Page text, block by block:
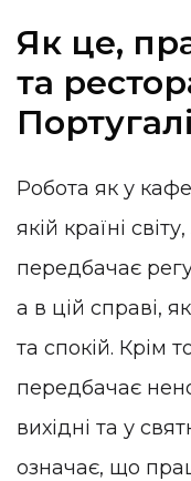
Як це,
та
Робота як у
якій країні
передбачає
а в цій справі,
та спокій. Крім
передбачає
вихідні та у
означає, що